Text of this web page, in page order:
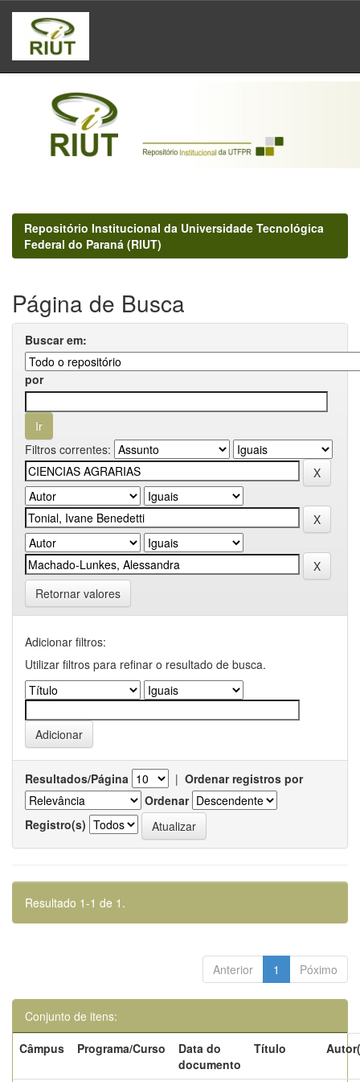
Skip
navigation
Repositório Institucional da Universidade Tecnológica
Federal do Paraná (RIUT)
Página de Busca
Buscar em:
por
Filtros correntes:
Retornar valores
Adicionar filtros:
Utilizar filtros para refinar o resultado de busca.
Resultados/Página | Ordenar registros por
Ordenar
Registro(s)
Resultado 1-1 de 1.
Anterior 1 Póximo
Conjunto de itens:
Câmpus
Programa/Curso
Data do
documento
Título